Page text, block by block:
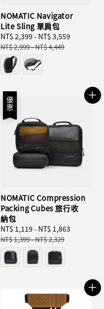
NOMATIC Navigator
Lite Sling 單肩包
Sale
price
NT$ 2,399 - NT$ 3,559
NT$ 2,999-NT$ 4,449
優惠
NOMATIC Compression
Packing Cubes 旅行收
納包
Sale
price
NT$ 1,119 - NT$ 1,863
NT$ 1,399-NT$ 2,329